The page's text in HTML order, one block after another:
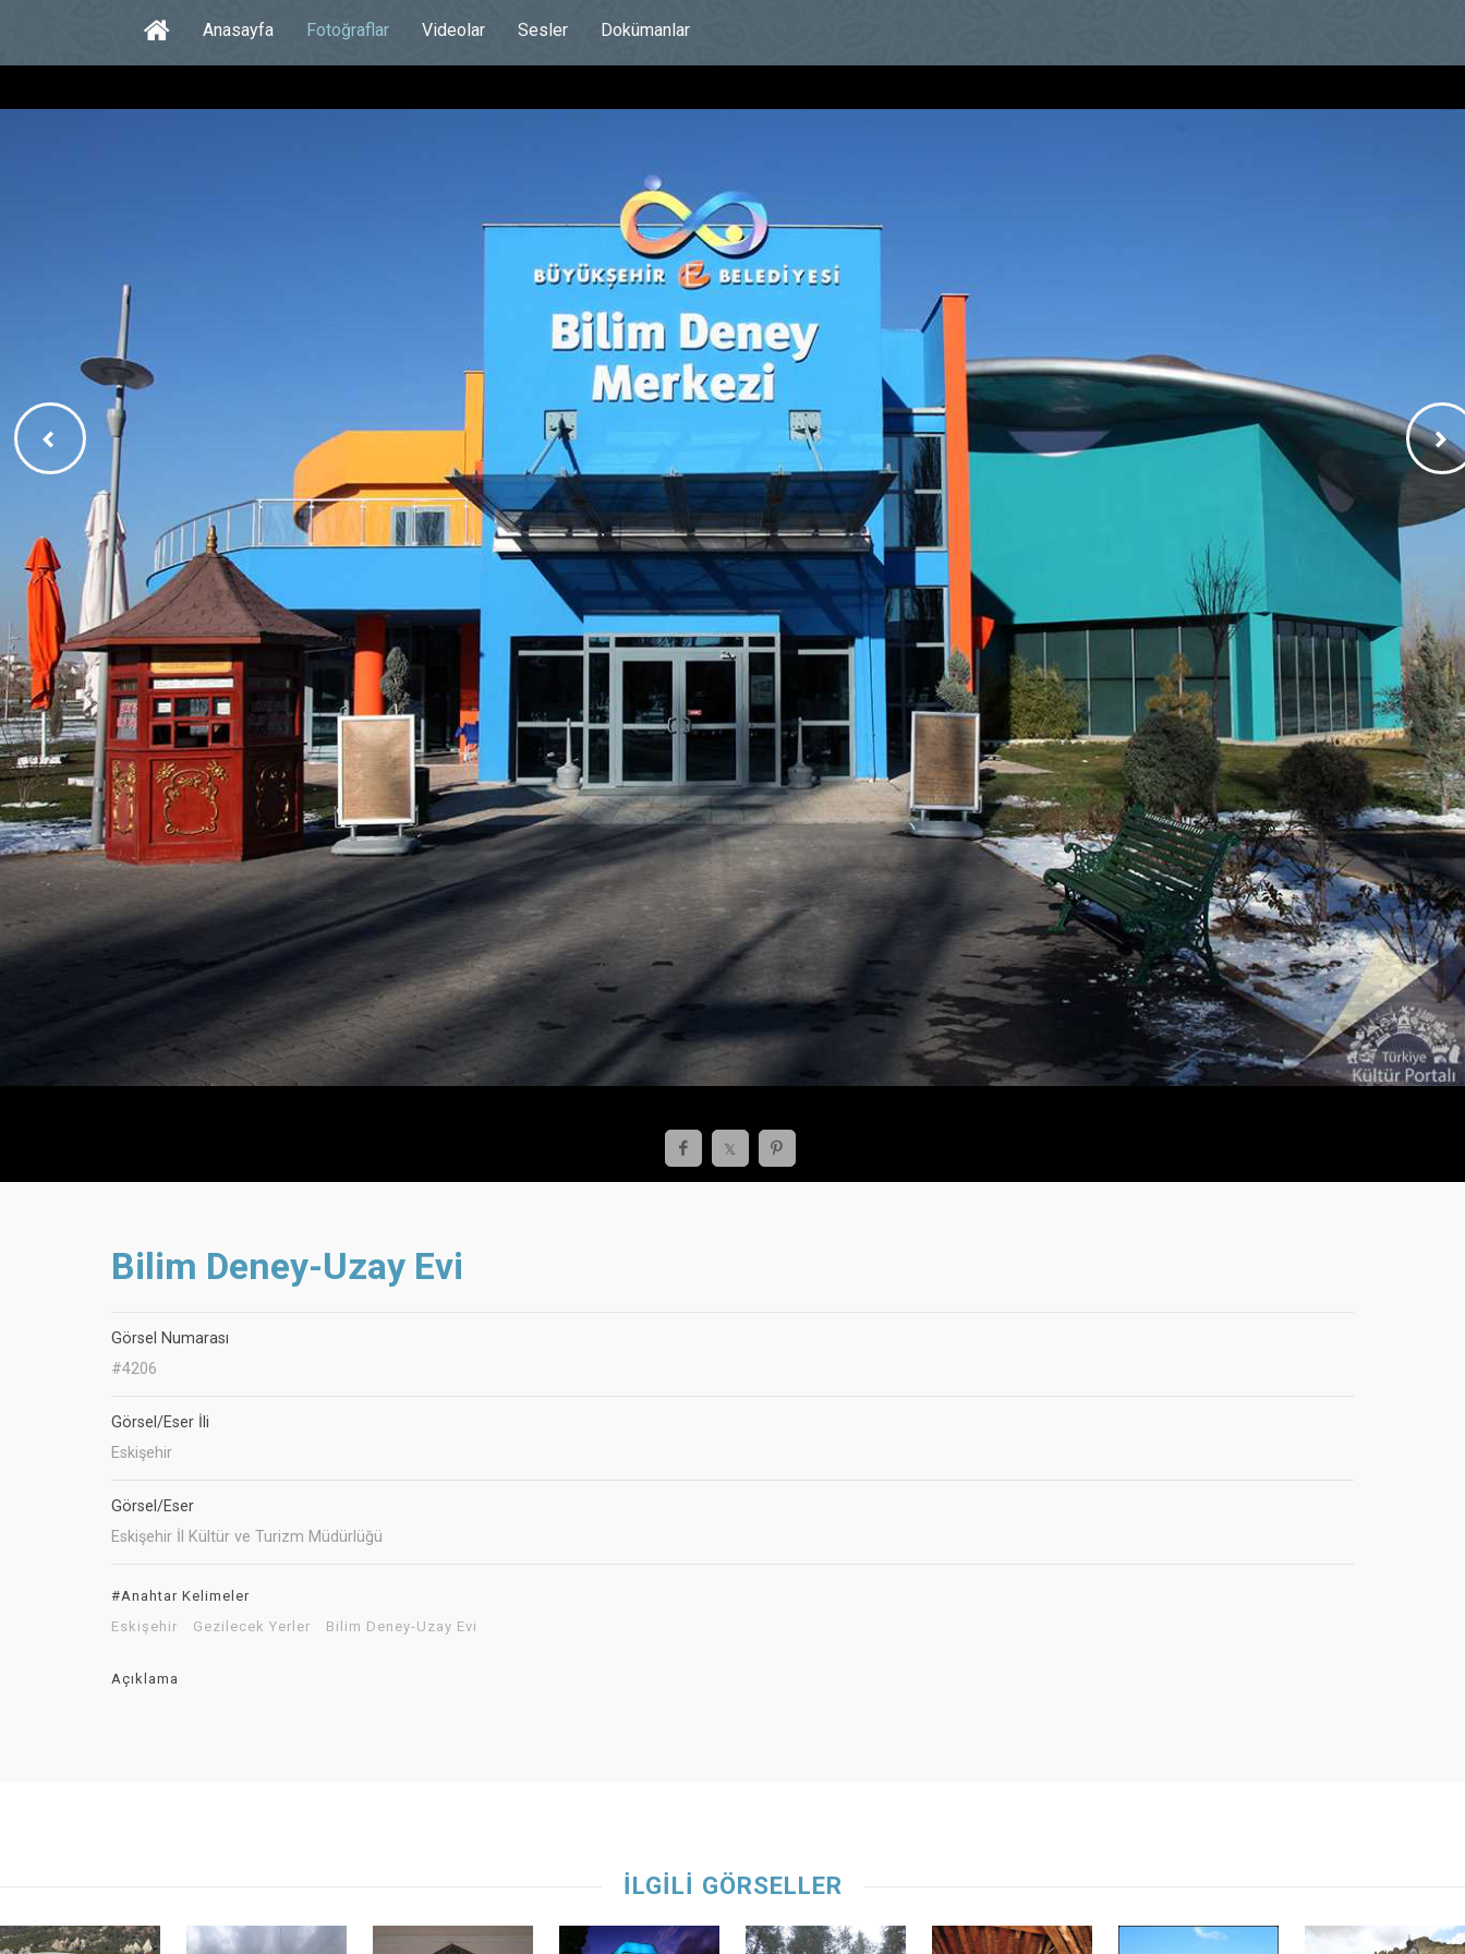
Anasayfa Fotoğraflar Videolar Sesler Dokümanlar
Bilim Deney-Uzay Evi
Görsel Numarası
#4206
Görsel/Eser İli
Eskişehir
Görsel/Eser
Eskişehir İl Kültür ve Turizm Müdürlüğü
#Anahtar Kelimeler
Eskişehir
Gezilecek Yerler Bilim Deney-Uzay Evi
Açıklama
İLGİLİ GÖRSELLER